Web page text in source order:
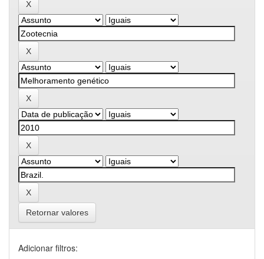
Retornar valores
Adicionar filtros: